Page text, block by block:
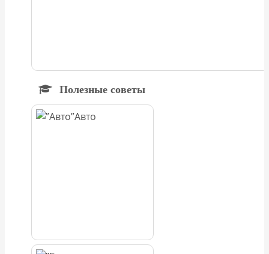
Полезные советы
Авто